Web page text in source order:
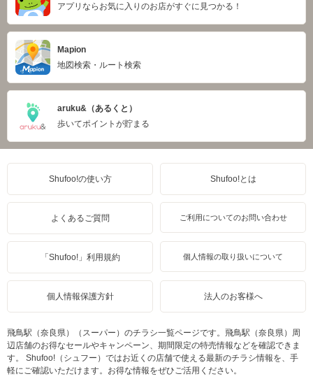
アプリならお気に入りのお店がすぐに見つかる！
Mapion
地図検索・ルート検索
aruku&（あるくと）
歩いてポイントが貯まる
Shufoo!の使い方 Shufoo!とは
よくあるご質問 ご利用についてのお問い合わせ
「Shufoo!」利用規約 個人情報の取り扱いについて
個人情報保護方針 法人のお客様へ
飛鳥駅（奈良県）（スーパー）のチラシ一覧ページです。飛鳥駅（奈良県）周
辺店舗のお得なセールやキャンペーン、期間限定の特売情報などを確認できま
す。 Shufoo!（シュフー）ではお近くの店舗で使える最新のチラシ情報を、手
軽にご確認いただけます。お得な情報をぜひご活用ください。